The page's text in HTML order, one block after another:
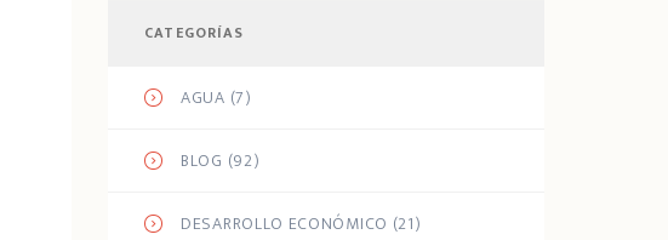
CATEGORÍAS
AGUA (7)
BLOG (92)
DESARROLLO ECONÓMICO (21)